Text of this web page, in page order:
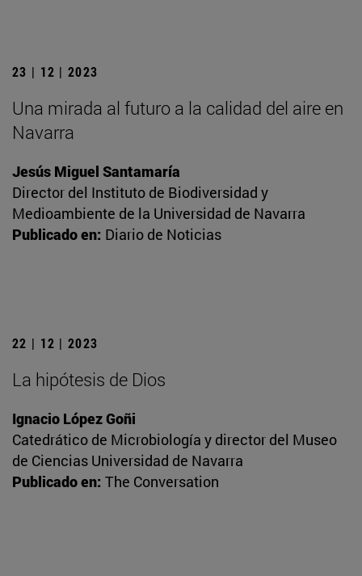
23 | 12 | 2023
Una mirada al futuro a la calidad del aire en
Navarra
Jesús Miguel Santamaría
Director del Instituto de Biodiversidad y
Medioambiente de la Universidad de Navarra
Publicado en: Diario de Noticias
22 | 12 | 2023
La hipótesis de Dios
Ignacio López Goñi
Catedrático de Microbiología y director del Museo
de Ciencias Universidad de Navarra
Publicado en: The Conversation